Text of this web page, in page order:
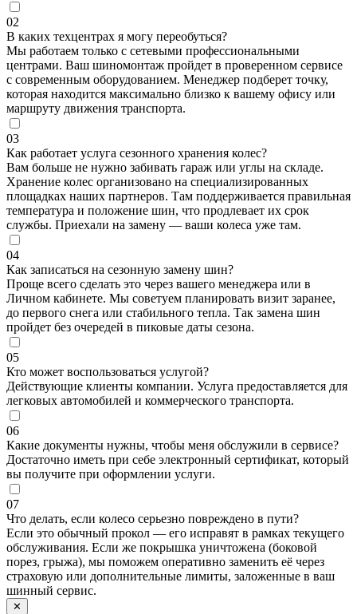
02
В каких техцентрах я могу переобуться?
Мы работаем только с сетевыми профессиональными
центрами. Ваш шиномонтаж пройдет в проверенном сервисе
с современным оборудованием. Менеджер подберет точку,
которая находится максимально близко к вашему офису или
маршруту движения транспорта.
03
Как работает услуга сезонного хранения колес?
Вам больше не нужно забивать гараж или углы на складе.
Хранение колес организовано на специализированных
площадках наших партнеров. Там поддерживается правильная
температура и положение шин, что продлевает их срок
службы. Приехали на замену — ваши колеса уже там.
04
Как записаться на сезонную замену шин?
Проще всего сделать это через вашего менеджера или в
Личном кабинете. Мы советуем планировать визит заранее,
до первого снега или стабильного тепла. Так замена шин
пройдет без очередей в пиковые даты сезона.
05
Кто может воспользоваться услугой?
Действующие клиенты компании. Услуга предоставляется для
легковых автомобилей и коммерческого транспорта.
06
Какие документы нужны, чтобы меня обслужили в сервисе?
Достаточно иметь при себе электронный сертификат, который
вы получите при оформлении услуги.
07
Что делать, если колесо серьезно повреждено в пути?
Если это обычный прокол — его исправят в рамках текущего
обслуживания. Если же покрышка уничтожена (боковой
порез, грыжа), мы поможем оперативно заменить её через
страховую или дополнительные лимиты, заложенные в ваш
шинный сервис.
✕